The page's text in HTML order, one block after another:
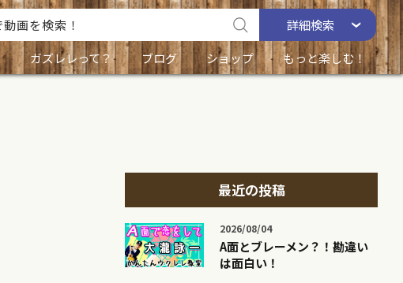
詳細検索
ガズレレって？ ブログ ショップ もっと楽しむ！
最近の投稿
2026/08/04
A面とブレーメン？！勘違い
は面白い！